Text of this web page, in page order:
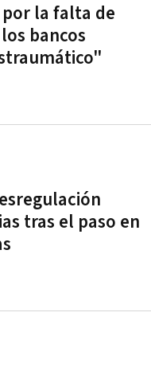
la falta de
bancos
tras el paso en